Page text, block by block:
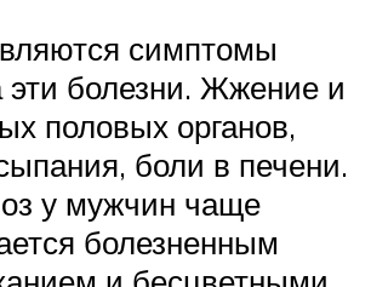
симптомы
эти болезни. Жжение и
половых органов,
боли в печени.
у мужчин чаще
болезненным